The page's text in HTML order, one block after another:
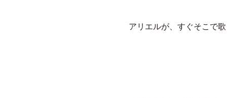
アリエルが、すぐそこで